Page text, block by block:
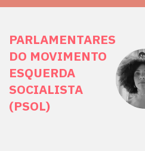
PARLAMENTARES
DO MOVIMENTO
ESQUERDA
SOCIALISTA
(PSOL)
Direitos
do Sul, SP)
Mulheres por +
Público abre